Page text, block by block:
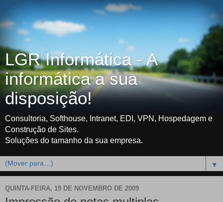
LGR Informática - A
informática a sua
disposição!
Consultoria, Softhouse, Intranet, EDI, VPN, Hospedagem e
Construção de Sites.
Soluções do tamanho da sua empresa.
▼
QUINTA-FEIRA, 19 DE NOVEMBRO DE 2009